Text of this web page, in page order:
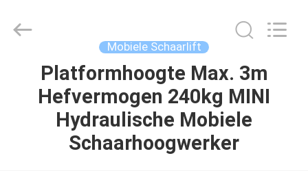
HUIS
PRODUCTEN
LTD.
Mobiele Schaarlift
Platformhoogte Max. 3m
Hefvermogen 240kg MINI
Hydraulische Mobiele
Schaarhoogwerker